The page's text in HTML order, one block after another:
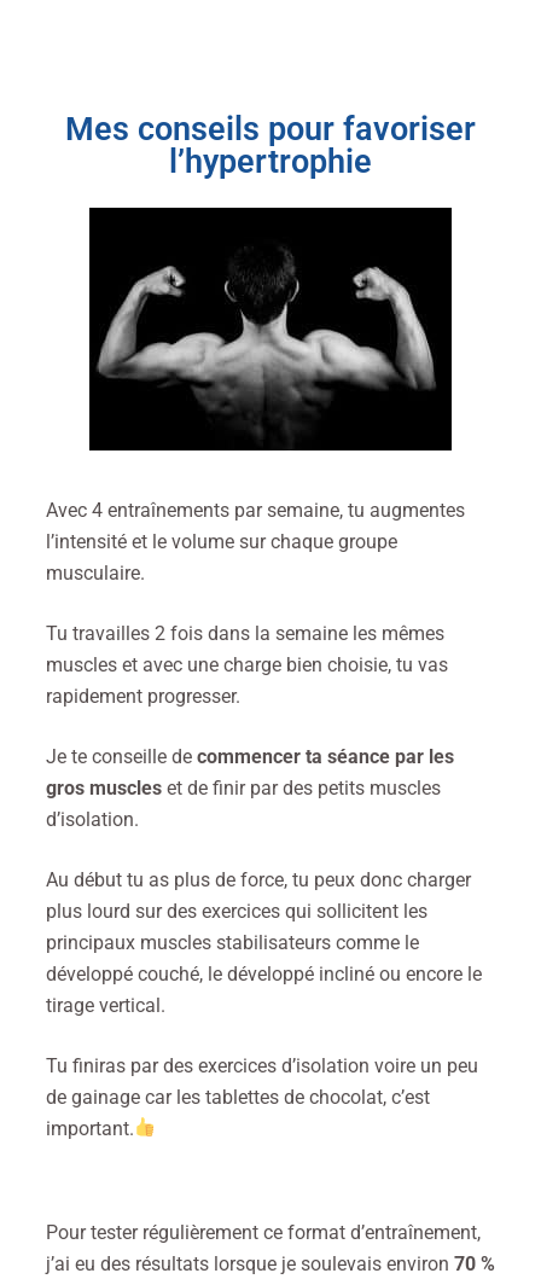
Mes conseils pour favoriser
l’hypertrophie
Avec 4 entraînements par semaine, tu augmentes
l’intensité et le volume sur chaque groupe
musculaire.
Tu travailles 2 fois dans la semaine les mêmes
muscles et avec une charge bien choisie, tu vas
rapidement progresser.
Je te conseille de commencer ta séance par les
gros muscles et de finir par des petits muscles
d’isolation.
Au début tu as plus de force, tu peux donc charger
plus lourd sur des exercices qui sollicitent les
principaux muscles stabilisateurs comme le
développé couché, le développé incliné ou encore le
tirage vertical.
Tu finiras par des exercices d’isolation voire un peu
de gainage car les tablettes de chocolat, c’est
important.
Pour tester régulièrement ce format d’entraînement,
j’ai eu des résultats lorsque je soulevais environ 70 %